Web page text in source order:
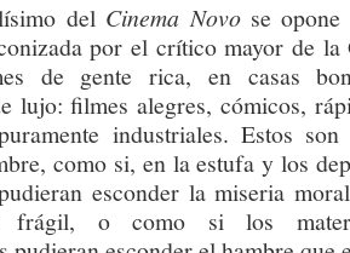
del Cinema Novose opone
por el crítico mayor de la
de gente rica, en casas
lujo: filmes alegres, cómicos,
industriales. Estos
como si, en la estufa y los
esconder la miseria
frágil, o como si los